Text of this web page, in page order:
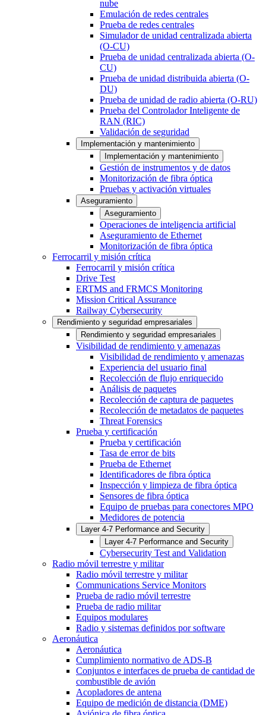
nube
Emulación de redes centrales
Prueba de redes centrales
Simulador de unidad centralizada abierta
(O-CU)
Prueba de unidad centralizada abierta (O-
CU)
Prueba de unidad distribuida abierta (O-
DU)
Prueba de unidad de radio abierta (O-RU)
Prueba del Controlador Inteligente de
RAN (RIC)
Validación de seguridad
Implementación y mantenimiento
Implementación y mantenimiento
Gestión de instrumentos y de datos
Monitorización de fibra óptica
Pruebas y activación virtuales
Aseguramiento
Aseguramiento
Operaciones de inteligencia artificial
Aseguramiento de Ethernet
Monitorización de fibra óptica
Ferrocarril y misión crítica
Ferrocarril y misión crítica
Drive Test
ERTMS and FRMCS Monitoring
Mission Critical Assurance
Railway Cybersecurity
Rendimiento y seguridad empresariales
Rendimiento y seguridad empresariales
Visibilidad de rendimiento y amenazas
Visibilidad de rendimiento y amenazas
Experiencia del usuario final
Recolección de flujo enriquecido
Análisis de paquetes
Recolección de captura de paquetes
Recolección de metadatos de paquetes
Threat Forensics
Prueba y certificación
Prueba y certificación
Tasa de error de bits
Prueba de Ethernet
Identificadores de fibra óptica
Inspección y limpieza de fibra óptica
Sensores de fibra óptica
Equipo de pruebas para conectores MPO
Medidores de potencia
Layer 4-7 Performance and Security
Layer 4-7 Performance and Security
Cybersecurity Test and Validation
Radio móvil terrestre y militar
Radio móvil terrestre y militar
Communications Service Monitors
Prueba de radio móvil terrestre
Prueba de radio militar
Equipos modulares
Radio y sistemas definidos por software
Aeronáutica
Aeronáutica
Cumplimiento normativo de ADS-B
Conjuntos e interfaces de prueba de cantidad de
combustible de avión
Acopladores de antena
Equipo de medición de distancia (DME)